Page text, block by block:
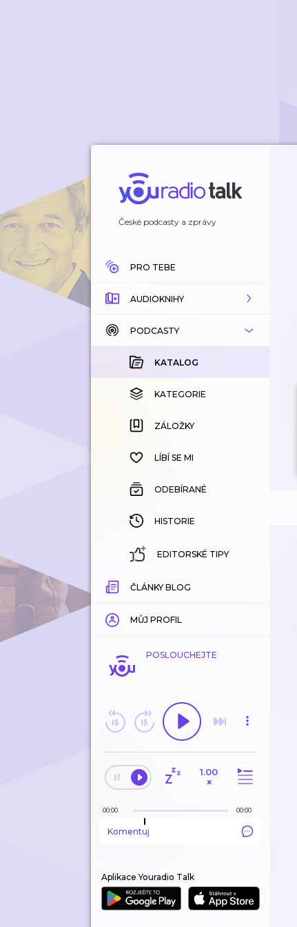
České podcasty a zprávy
PRO TEBE
AUDIOKNIHY
KATALOG
KOUPENÉ
KATEGORIE
ZÁLOŽKY
HISTORIE
PODCASTY
KATALOG
KATEGORIE
ZÁLOŽKY
LÍBÍ SE MI
ODEBÍRANÉ
HISTORIE
EDITORSKÉ TIPY
ČLÁNKY BLOG
MŮJ PROFIL
POSLOUCHEJTE
1.00
×
00:00 00:00
Komentuj
Aplikace Youradio Talk